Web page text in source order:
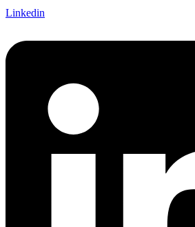
Linkedin